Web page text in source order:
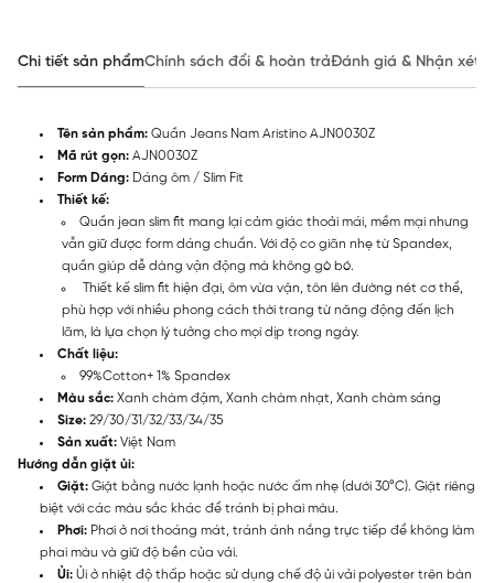
Chi tiết sản phẩmChính sách đổi & hoàn trảĐánh giá & Nhận xét
Tên sản phẩm: Quần Jeans Nam Aristino AJN0030Z
Mã rút gọn: AJN0030Z
Form Dáng: Dáng ôm / Slim Fit
Thiết kế:
Quần jean slim fit mang lại cảm giác thoải mái, mềm mại nhưng
vẫn giữ được form dáng chuẩn. Với độ co giãn nhẹ từ Spandex,
quần giúp dễ dàng vận động mà không gò bó.
Thiết kế slim fit hiện đại, ôm vừa vặn, tôn lên đường nét cơ thể,
phù hợp với nhiều phong cách thời trang từ năng động đến lịch
lãm, là lựa chọn lý tưởng cho mọi dịp trong ngày.
Chất liệu:
99%Cotton+ 1% Spandex
Màu sắc: Xanh chàm đậm, Xanh chàm nhạt, Xanh chàm sáng
Size: 29/30/31/32/33/34/35
Sản xuất: Việt Nam
Hướng dẫn giặt ủi:
Giặt: Giặt bằng nước lạnh hoặc nước ấm nhẹ (dưới 30°C). Giặt riêng
biệt với các màu sắc khác để tránh bị phai màu.
Phơi: Phơi ở nơi thoáng mát, tránh ánh nắng trực tiếp để không làm
phai màu và giữ độ bền của vải.
Ủi: Ủi ở nhiệt độ thấp hoặc sử dụng chế độ ủi vải polyester trên bàn